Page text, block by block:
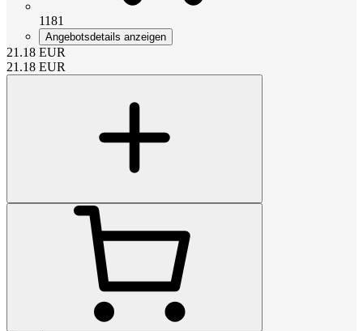
1181
Angebotsdetails anzeigen
21.18 EUR
21.18 EUR